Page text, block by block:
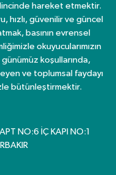
hareket etmektir.
hızlı, güvenilir ve güncel
basının evrensel
okuyucularımızın
koşullarında,
ve toplumsal faydayı
bütünleştirmektir.
NO:6 İÇ KAPI NO:1